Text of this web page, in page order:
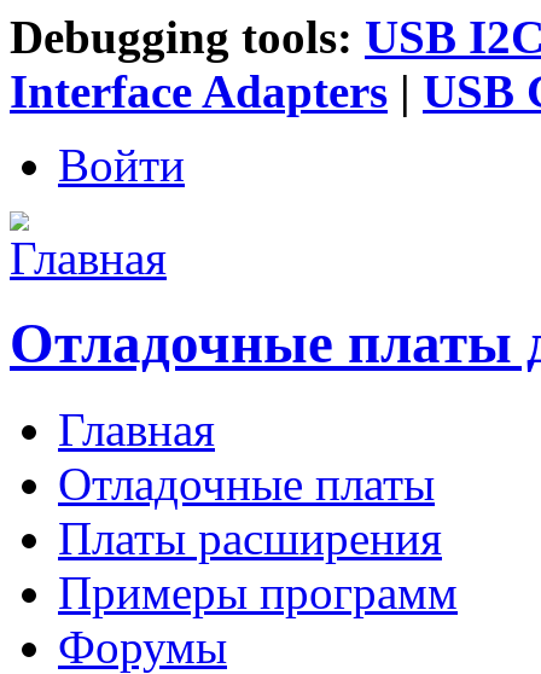
Debugging tools: USB
Interface Adapters | USB
Войти
Отладочные платы
Главное меню
Главная
Отладочные платы
Платы расширения
Примеры программ
Форумы